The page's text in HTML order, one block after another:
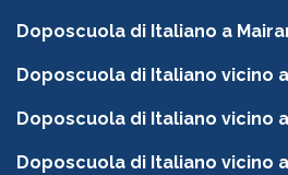
Doposcuola di Italiano a
Doposcuola di Italiano vicino
Doposcuola di Italiano vicino
Doposcuola di Italiano vicino